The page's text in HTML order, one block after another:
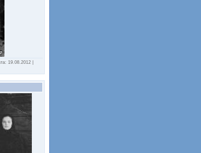
19.08.2012